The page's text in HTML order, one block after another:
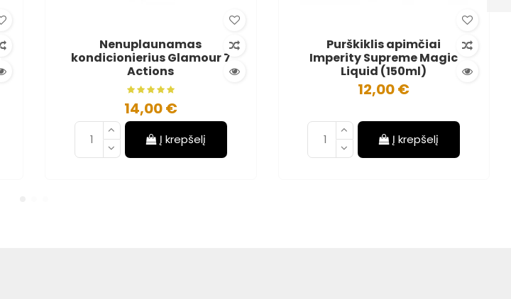
Nenuplaunamas
kondicionierius Glamour 7
Actions
14,00 €
Į krepšelį
Purškiklis apimčiai
Imperity Supreme Magic
Liquid (150ml)
12,00 €
Į krepšelį